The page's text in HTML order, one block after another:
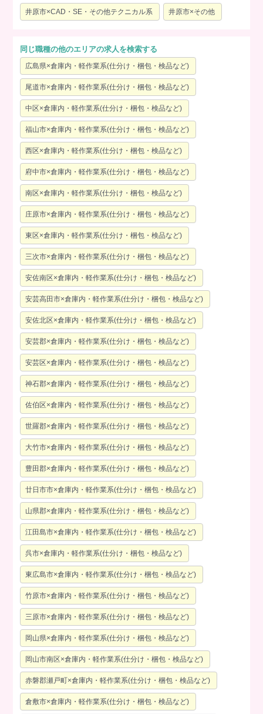
井原市×CAD・SE・その他テクニカル系 井原市×その他
同じ職種の他のエリアの求人を検索する
広島県×倉庫内・軽作業系(仕分け・梱包・検品など)
尾道市×倉庫内・軽作業系(仕分け・梱包・検品など)
中区×倉庫内・軽作業系(仕分け・梱包・検品など)
福山市×倉庫内・軽作業系(仕分け・梱包・検品など)
西区×倉庫内・軽作業系(仕分け・梱包・検品など)
府中市×倉庫内・軽作業系(仕分け・梱包・検品など)
南区×倉庫内・軽作業系(仕分け・梱包・検品など)
庄原市×倉庫内・軽作業系(仕分け・梱包・検品など)
東区×倉庫内・軽作業系(仕分け・梱包・検品など)
三次市×倉庫内・軽作業系(仕分け・梱包・検品など)
安佐南区×倉庫内・軽作業系(仕分け・梱包・検品など)
安芸高田市×倉庫内・軽作業系(仕分け・梱包・検品など)
安佐北区×倉庫内・軽作業系(仕分け・梱包・検品など)
安芸郡×倉庫内・軽作業系(仕分け・梱包・検品など)
安芸区×倉庫内・軽作業系(仕分け・梱包・検品など)
神石郡×倉庫内・軽作業系(仕分け・梱包・検品など)
佐伯区×倉庫内・軽作業系(仕分け・梱包・検品など)
世羅郡×倉庫内・軽作業系(仕分け・梱包・検品など)
大竹市×倉庫内・軽作業系(仕分け・梱包・検品など)
豊田郡×倉庫内・軽作業系(仕分け・梱包・検品など)
廿日市市×倉庫内・軽作業系(仕分け・梱包・検品など)
山県郡×倉庫内・軽作業系(仕分け・梱包・検品など)
江田島市×倉庫内・軽作業系(仕分け・梱包・検品など)
呉市×倉庫内・軽作業系(仕分け・梱包・検品など)
東広島市×倉庫内・軽作業系(仕分け・梱包・検品など)
竹原市×倉庫内・軽作業系(仕分け・梱包・検品など)
三原市×倉庫内・軽作業系(仕分け・梱包・検品など)
岡山県×倉庫内・軽作業系(仕分け・梱包・検品など)
岡山市南区×倉庫内・軽作業系(仕分け・梱包・検品など)
赤磐郡瀬戸町×倉庫内・軽作業系(仕分け・梱包・検品など)
倉敷市×倉庫内・軽作業系(仕分け・梱包・検品など)